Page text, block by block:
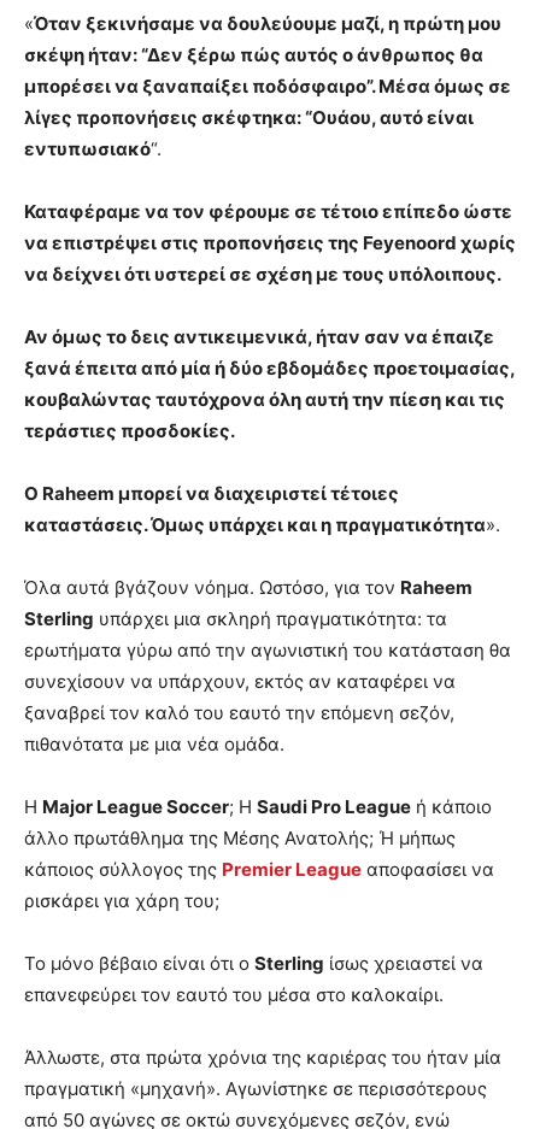
«Όταν ξεκινήσαμε να δουλεύουμε μαζί, η πρώτη μου
σκέψη ήταν: “Δεν ξέρω πώς αυτός ο άνθρωπος θα
μπορέσει να ξαναπαίξει ποδόσφαιρο”. Μέσα όμως σε
λίγες προπονήσεις σκέφτηκα: “Ουάου, αυτό είναι
εντυπωσιακό“.
Καταφέραμε να τον φέρουμε σε τέτοιο επίπεδο ώστε
να επιστρέψει στις προπονήσεις της Feyenoord χωρίς
να δείχνει ότι υστερεί σε σχέση με τους υπόλοιπους.
Αν όμως το δεις αντικειμενικά, ήταν σαν να έπαιζε
ξανά έπειτα από μία ή δύο εβδομάδες προετοιμασίας,
κουβαλώντας ταυτόχρονα όλη αυτή την πίεση και τις
τεράστιες προσδοκίες.
Ο Raheem μπορεί να διαχειριστεί τέτοιες
καταστάσεις. Όμως υπάρχει και η πραγματικότητα».
Όλα αυτά βγάζουν νόημα. Ωστόσο, για τον Raheem
Sterling υπάρχει μια σκληρή πραγματικότητα: τα
ερωτήματα γύρω από την αγωνιστική του κατάσταση θα
συνεχίσουν να υπάρχουν, εκτός αν καταφέρει να
ξαναβρεί τον καλό του εαυτό την επόμενη σεζόν,
πιθανότατα με μια νέα ομάδα.
Η Major League Soccer; Η Saudi Pro League ή κάποιο
άλλο πρωτάθλημα της Μέσης Ανατολής; Ή μήπως
κάποιος σύλλογος της Premier League αποφασίσει να
ρισκάρει για χάρη του;
Το μόνο βέβαιο είναι ότι ο Sterling ίσως χρειαστεί να
επανεφεύρει τον εαυτό του μέσα στο καλοκαίρι.
Άλλωστε, στα πρώτα χρόνια της καριέρας του ήταν μία
πραγματική «μηχανή». Αγωνίστηκε σε περισσότερους
από 50 αγώνες σε οκτώ συνεχόμενες σεζόν, ενώ